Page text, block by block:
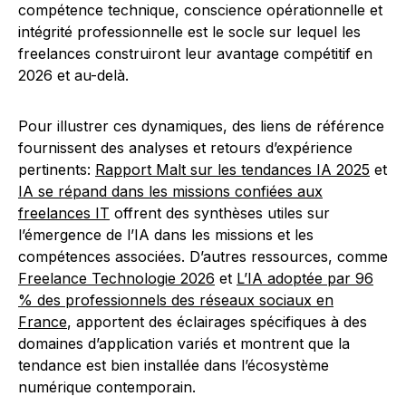
compétence technique, conscience opérationnelle et
intégrité professionnelle est le socle sur lequel les
freelances construiront leur avantage compétitif en
2026 et au-delà.
Pour illustrer ces dynamiques, des liens de référence
fournissent des analyses et retours d’expérience
pertinents: Rapport Malt sur les tendances IA 2025 et
IA se répand dans les missions confiées aux
freelances IT offrent des synthèses utiles sur
l’émergence de l’IA dans les missions et les
compétences associées. D’autres ressources, comme
Freelance Technologie 2026 et L’IA adoptée par 96
% des professionnels des réseaux sociaux en
France, apportent des éclairages spécifiques à des
domaines d’application variés et montrent que la
tendance est bien installée dans l’écosystème
numérique contemporain.